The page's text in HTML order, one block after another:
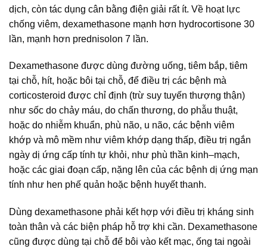
dịch, còn tác dụng cân bằng điện giải rất ít. Về hoạt lực
chống viêm, dexamethasone mạnh hơn hydrocortisone 30
lần, mạnh hơn prednisolon 7 lần.
Dexamethasone được dùng đường uống, tiêm bắp, tiêm
tại chỗ, hít, hoặc bôi tại chỗ, để điều trị các bệnh mà
corticosteroid được chỉ định (trừ suy tuyến thượng thận)
như sốc do chảy máu, do chấn thương, do phẫu thuật,
hoặc do nhiễm khuẩn, phù não, u não, các bệnh viêm
khớp và mô mềm như viêm khớp dạng thấp, điều trị ngắn
ngày dị ứng cấp tính tự khỏi, như phù thần kinh–mạch,
hoặc các giai đoạn cấp, nặng lên của các bệnh dị ứng mạn
tính như hen phế quản hoặc bệnh huyết thanh.
Dùng dexamethasone phải kết hợp với điều trị kháng sinh
toàn thân và các biện pháp hỗ trợ khi cần. Dexamethasone
cũng được dùng tại chỗ để bôi vào kết mạc, ống tai ngoài